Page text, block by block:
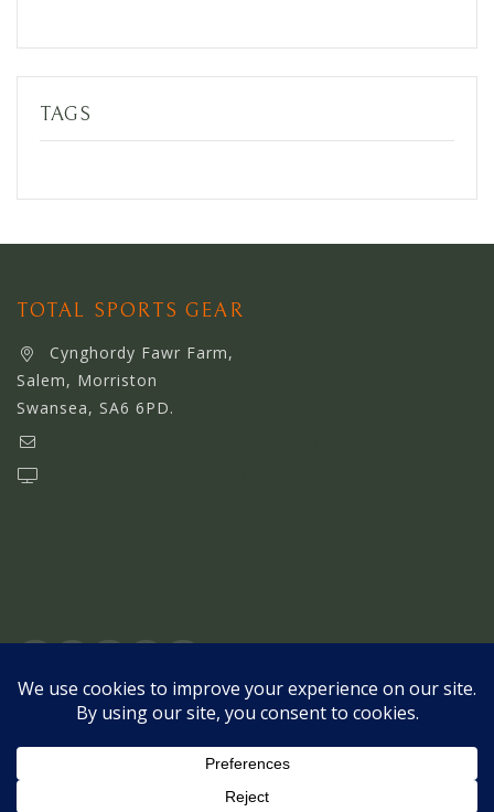
TAGS
TOTAL SPORTS GEAR
Cynghordy Fawr Farm,
Salem, Morriston
Swansea, SA6 6PD.
© 2026 Total Sports Gear - WordPress Theme by